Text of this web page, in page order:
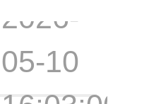
2026-
05-10